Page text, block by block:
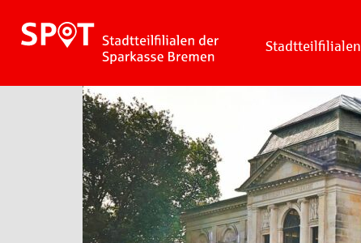
Stadtteilfilialen